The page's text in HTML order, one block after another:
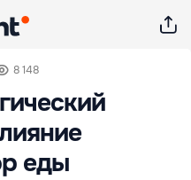
8 148
еды